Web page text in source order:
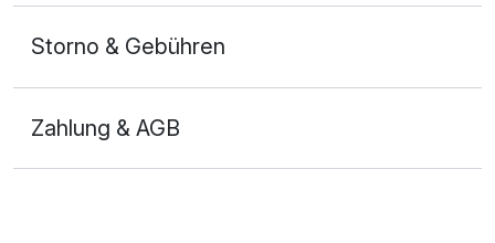
Storno & Gebühren
Zahlung & AGB